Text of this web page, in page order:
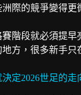
際的競爭變得更
階段就必須提
方，很多新手
定2026世足的走